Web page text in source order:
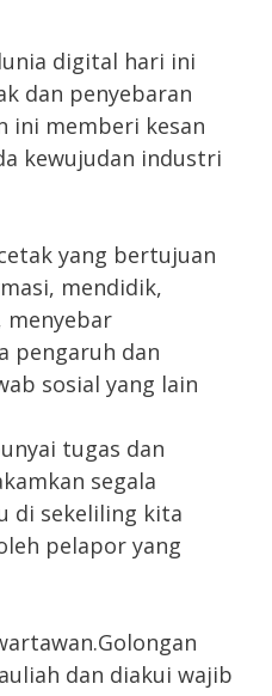
digital hari ini
dan penyebaran
ini memberi kesan
kewujudan industri
yang bertujuan
mendidik,
menyebar
pengaruh dan
sosial yang lain
tugas dan
segala
di sekeliling kita
pelapor yang
dan diakui wajib